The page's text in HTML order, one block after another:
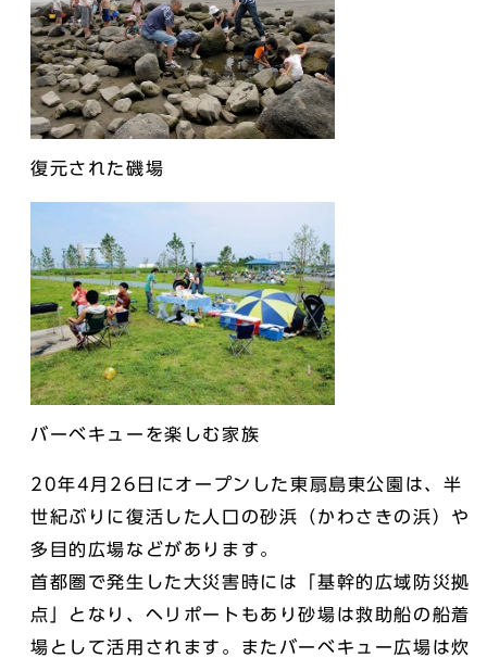
復元された磯場
バーベキューを楽しむ家族
20年4月26日にオープンした東扇島東公園は、半
世紀ぶりに復活した人口の砂浜（かわさきの浜）や
多目的広場などがあります。
首都圏で発生した大災害時には「基幹的広域防災拠
点」となり、ヘリポートもあり砂場は救助船の船着
場として活用されます。またバーベキュー広場は炊